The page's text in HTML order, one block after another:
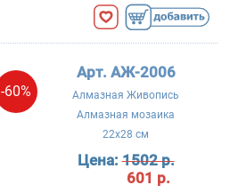
-60%
Арт. АЖ-2006
Алмазная Живопись
Алмазная мозаика
22x28 см
Цена:1502 р.
601 р.